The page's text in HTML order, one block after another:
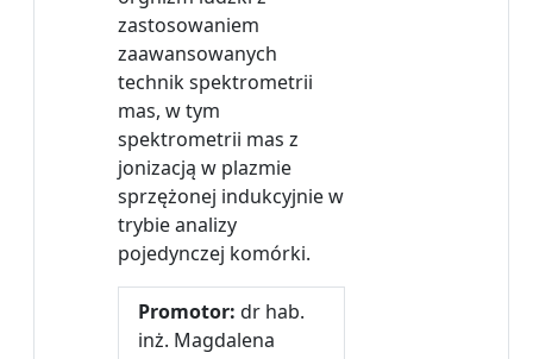
zastosowaniem
zaawansowanych
technik spektrometrii
mas, w tym
spektrometrii mas z
jonizacją w plazmie
sprzężonej indukcyjnie w
trybie analizy
pojedynczej komórki.
Promotor: dr hab.
inż. Magdalena